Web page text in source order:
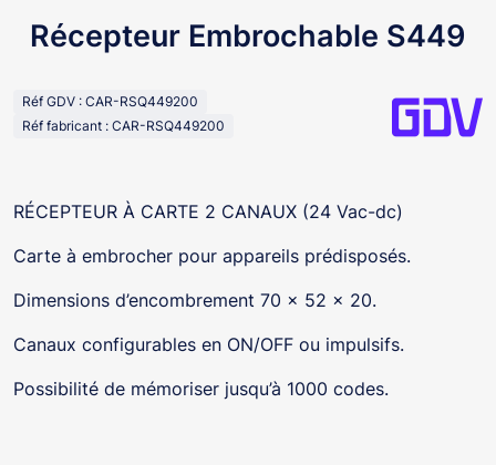
Récepteur Embrochable S449
Réf GDV : CAR-RSQ449200
Réf fabricant : CAR-RSQ449200
RÉCEPTEUR À CARTE 2 CANAUX (24 Vac-dc)
Carte à embrocher pour appareils prédisposés.
Dimensions d’encombrement 70 x 52 x 20.
Canaux configurables en ON/OFF ou impulsifs.
Possibilité de mémoriser jusqu’à 1000 codes.